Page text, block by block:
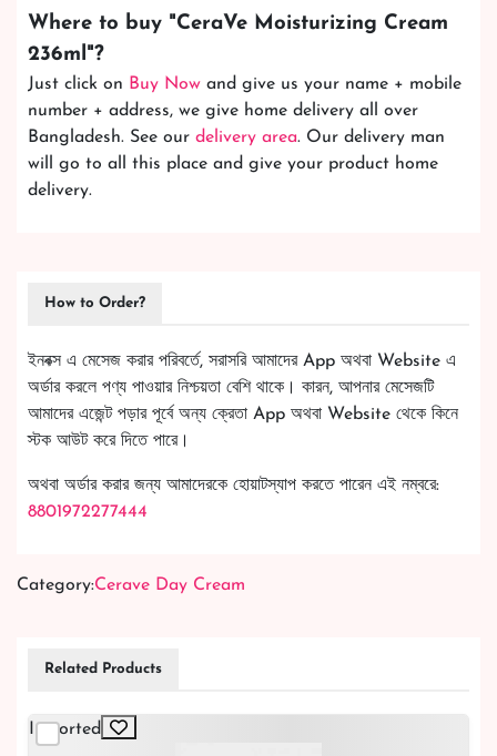
Where to buy "CeraVe Moisturizing Cream
236ml "?
Just click on Buy Now and give us your name + mobile
number + address, we give home delivery all over
Bangladesh. See our delivery area. Our delivery man
will go to all this place and give your product home
delivery.
How to Order?
ইনবক্স এ মেসেজ করার পরিবর্তে, সরাসরি আমাদের App অথবা Website এ
অর্ডার করলে পণ্য পাওয়ার নিশ্চয়তা বেশি থাকে। কারন, আপনার মেসেজটি
আমাদের এজেন্ট পড়ার পূর্বে অন্য ক্রেতা App অথবা Website থেকে কিনে
স্টক আউট করে দিতে পারে।
অথবা অর্ডার করার জন্য আমাদেরকে হোয়াটস্যাপ করতে পারেন এই নম্বরে:
8801972277444
Category:Cerave Day Cream
Related Products
Imported